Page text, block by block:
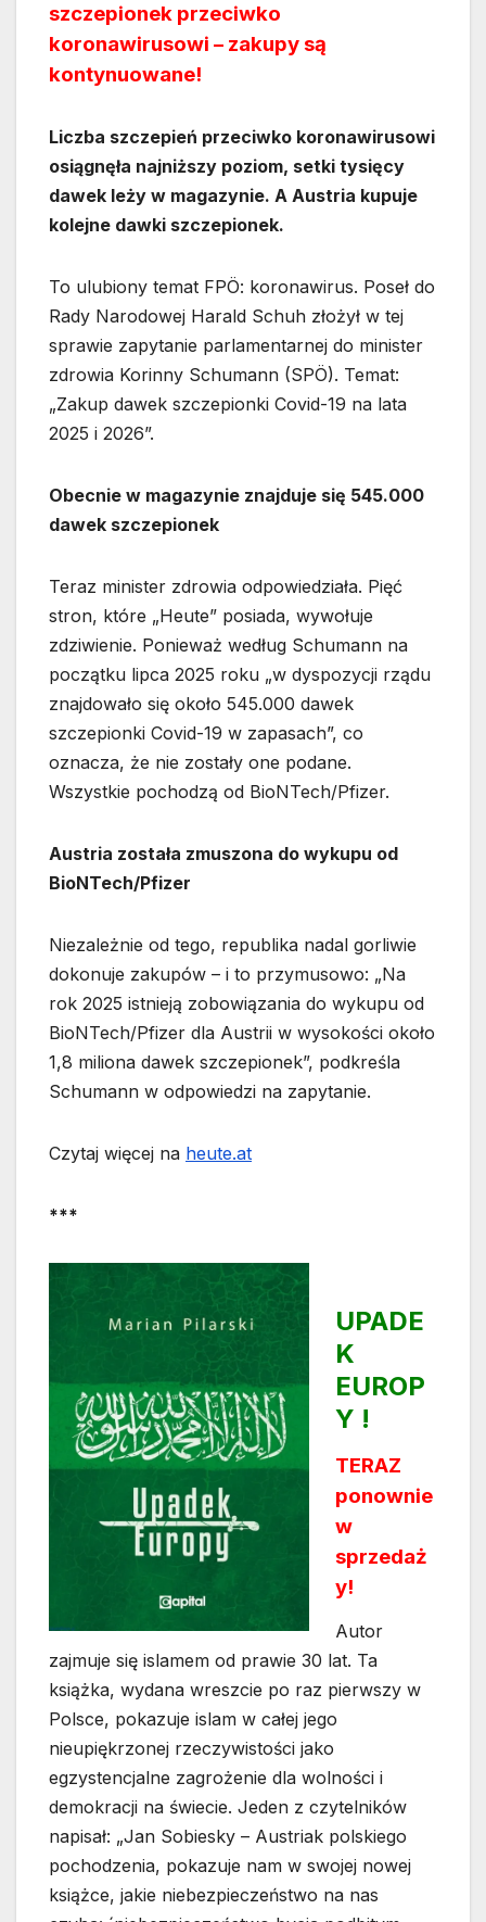
szczepionek przeciwko
koronawirusowi – zakupy są
kontynuowane!
Liczba szczepień przeciwko koronawirusowi
osiągnęła najniższy poziom, setki tysięcy
dawek leży w magazynie. A Austria kupuje
kolejne dawki szczepionek.
To ulubiony temat FPÖ: koronawirus. Poseł do
Rady Narodowej Harald Schuh złożył w tej
sprawie zapytanie parlamentarnej do minister
zdrowia Korinny Schumann (SPÖ). Temat:
„Zakup dawek szczepionki Covid-19 na lata
2025 i 2026”.
Obecnie w magazynie znajduje się 545.000
dawek szczepionek
Teraz minister zdrowia odpowiedziała. Pięć
stron, które „Heute” posiada, wywołuje
zdziwienie. Ponieważ według Schumann na
początku lipca 2025 roku „w dyspozycji rządu
znajdowało się około 545.000 dawek
szczepionki Covid-19 w zapasach”, co
oznacza, że nie zostały one podane.
Wszystkie pochodzą od BioNTech/Pfizer.
Austria została zmuszona do wykupu od
BioNTech/Pfizer
Niezależnie od tego, republika nadal gorliwie
dokonuje zakupów – i to przymusowo: „Na
rok 2025 istnieją zobowiązania do wykupu od
BioNTech/Pfizer dla Austrii w wysokości około
1,8 miliona dawek szczepionek”, podkreśla
Schumann w odpowiedzi na zapytanie.
Czytaj więcej na heute.at
***
UPADE
K
EUROP
Y !
TERAZ
ponownie
w
sprzedaż
y!
Autor
zajmuje się islamem od prawie 30 lat. Ta
książka, wydana wreszcie po raz pierwszy w
Polsce, pokazuje islam w całej jego
nieupiękrzonej rzeczywistości jako
egzystencjalne zagrożenie dla wolności i
demokracji na świecie. Jeden z czytelników
napisał: „Jan Sobiesky – Austriak polskiego
pochodzenia, pokazuje nam w swojej nowej
książce, jakie niebezpieczeństwo na nas